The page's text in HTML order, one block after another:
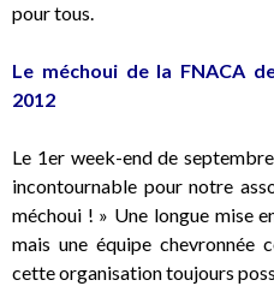
pour tous.
Le méchoui de la FNACA
2012
Le 1er week-end de
incontournable pour notre
méchoui ! » Une longue mise
mais une équipe chevronnée
cette organisation toujours